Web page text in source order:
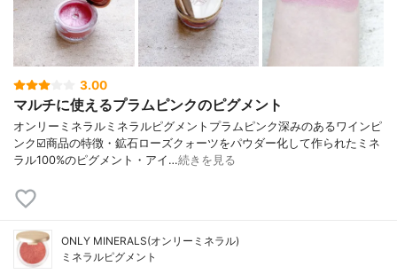
3.00
マルチに使えるプラムピンクのピグメント
オンリーミネラルミネラルピグメントプラムピンク深みのあるワインピ
ンク☑️商品の特徴・鉱石ローズクォーツをパウダー化して作られたミネ
ラル100%のピグメント・アイ…続きを見る
ONLY MINERALS(オンリーミネラル)
ミネラルピグメント